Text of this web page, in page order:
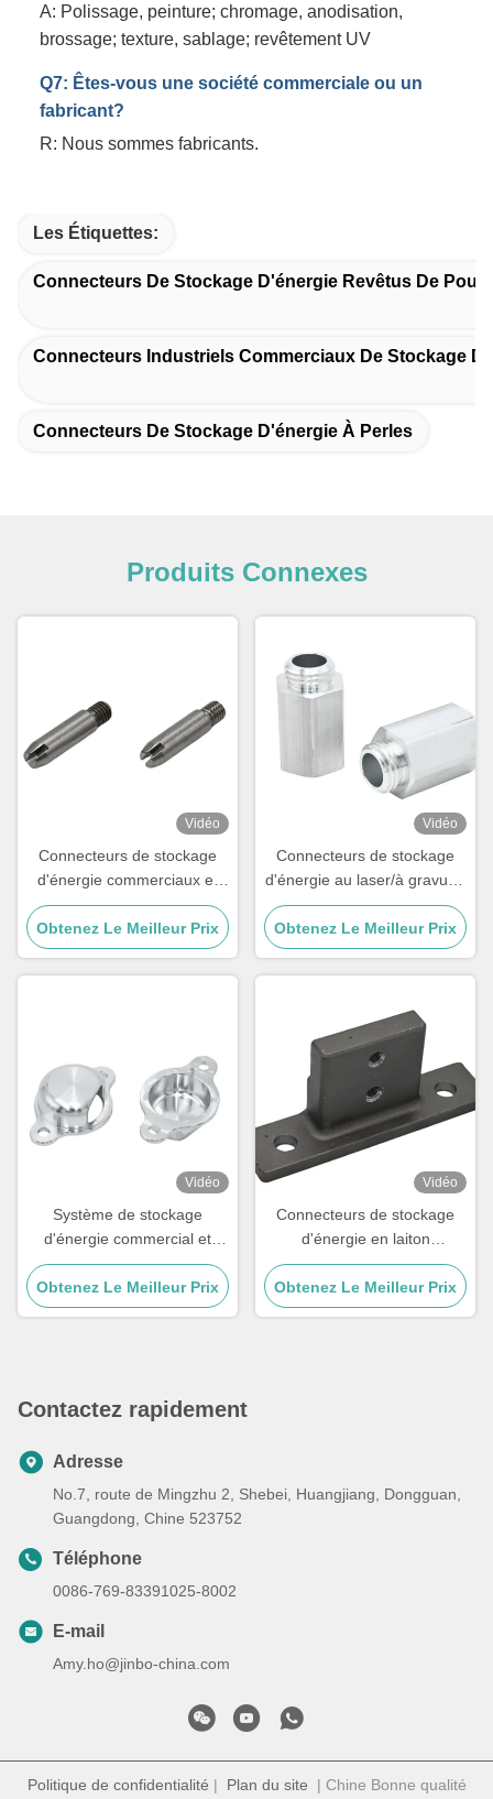
A: Polissage, peinture; chromage, anodisation,
brossage; texture, sablage; revêtement UV
Q7: Êtes-vous une société commerciale ou un
fabricant?
R: Nous sommes fabricants.
Les Étiquettes:
Connecteurs De Stockage D'énergie Revêtus De
Connecteurs Industriels Commerciaux De Stockage
Connecteurs De Stockage D'énergie À Perles
Produits Connexes
Vidéo
Connecteurs de stockage
d'énergie commerciaux et
industriels avec pin brossé,
peint, revêtu de poudre
Obtenez Le Meilleur Prix
Vidéo
Connecteurs de stockage
d'énergie au laser/à gravure/
à gravure
Obtenez Le Meilleur Prix
Vidéo
Système de stockage
d'énergie commercial et
industriel
Obtenez Le Meilleur Prix
Vidéo
Connecteurs de stockage
d'énergie en laiton
aluminium acier inoxydable
Obtenez Le Meilleur Prix
Contactez rapidement
Adresse
No.7, route de Mingzhu 2, Shebei, Huangjiang, Dongguan,
Guangdong, Chine 523752
Téléphone
0086-769-83391025-8002
E-mail
Amy.ho@jinbo-china.com
Politique de confidentialité | Plan du site | Chine Bonne qualité